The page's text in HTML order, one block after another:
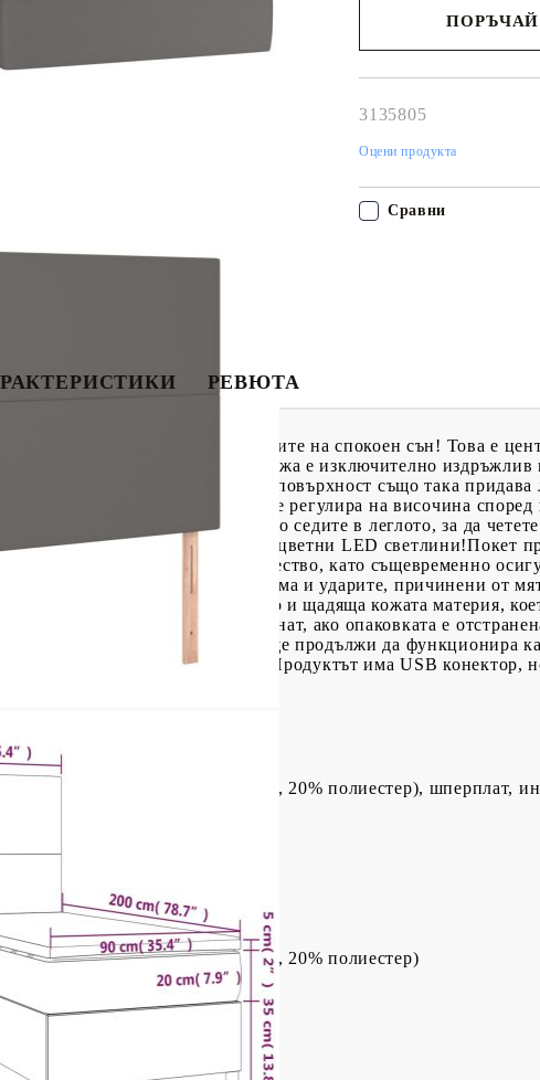
ПОРЪЧАЙ
3135805
Оцени продукта
Сравни
РЕВЮТА
с матрак и LED, за да се насладите на спокоен сън! Това е
Първокласната изкуствена кожа е изключително издръжлив
с влажна кърпа. Гладката повърхност също така придава
глава: Горната табла за легло се регулира на височина
отлична опора за гърба, докато седите в леглото, за да
игриви нотки в тъмнината с цветни LED светлини!Покет
с много високото си качество, като същевременно
ефективно да абсорбират шума и ударите, причинени от
за матрак има издръжлива, както и щадяща кожата материя,
матракът не може да бъде върнат, ако опаковката е
изрязана и само частта с USB ще продължи да функционира
в кашона за лесно сглобяване.Продуктът има USB конектор,
поливинилхлорид, 5% памук, 20% полиестер), шперплат,
поливинилхлорид, 5% памук, 20% полиестер)
пяна